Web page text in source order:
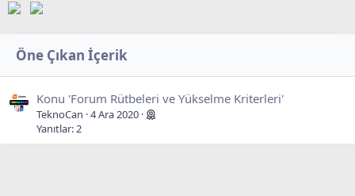
Öne Çıkan İçerik
Konu 'Forum Rütbeleri ve Yükselme Kriterleri'
TeknoCan 4 Ara 2020
Yanıtlar: 2